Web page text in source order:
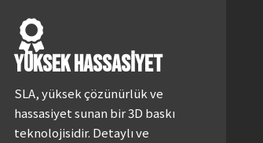
Yüksek HASSASİYET
SLA, yüksek çözünürlük ve
hassasiyet sunan bir 3D baskı
teknolojisidir. Detaylı ve